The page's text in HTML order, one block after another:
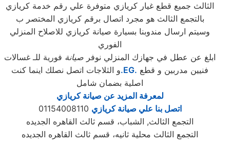
الثالث جميع قطع غيار كريازي متوفرة علي رقم خدمة كريازي
بالتجمع الثالث هو مجرد اتصال برقم كريازي المختصر ب
وسيتم ارسال مندوبنا بسيارة صيانة كريازي للاصلاح المنزلي
الفوري
ابلغ عن عطل في جهازك المنزلي نوفر صيانة فورية للـ غسالات
و الثلاجات اتصل نصلك اينما كنت.EG.
اصلية بضمان شامل
لمعرفة المزيد عن صيانة كريازي
اتصل بنا علي صيانة كريازي
التجمع الثالث, الشباب، قسم ثالث القاهره الجديده
التجمع الثالث محلية ثانيه، قسم ثالث القاهره الجديده